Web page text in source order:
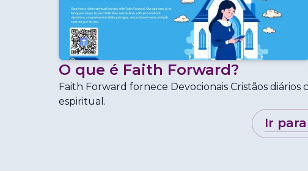
O que é Faith Forward?
Faith Forward fornece Devocionais Cristãos
espiritual.
ir